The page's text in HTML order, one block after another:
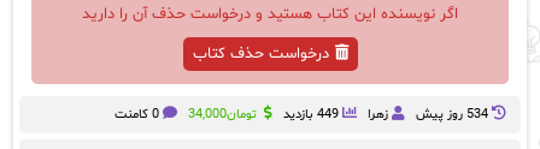
اگر نویسنده این کتاب هستید و درخواست حذف آن را دارید
درخواست حذف کتاب
534 روز پيش زهرا 449 بازدید تومان34,000 0 کامنت